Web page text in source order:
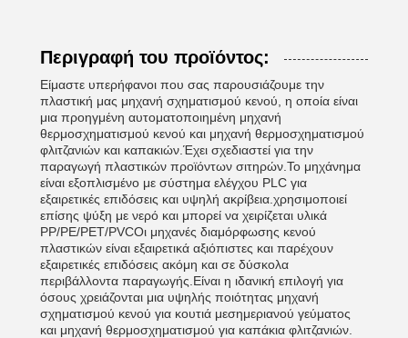
Περιγραφή του προϊόντος:
Είμαστε υπερήφανοι που σας παρουσιάζουμε την
πλαστική μας μηχανή σχηματισμού κενού, η οποία είναι
μια προηγμένη αυτοματοποιημένη μηχανή
θερμοσχηματισμού κενού και μηχανή θερμοσχηματισμού
φλιτζανιών και καπακιών.Έχει σχεδιαστεί για την
παραγωγή πλαστικών προϊόντων σιτηρών.Το μηχάνημα
είναι εξοπλισμένο με σύστημα ελέγχου PLC για
εξαιρετικές επιδόσεις και υψηλή ακρίβεια.χρησιμοποιεί
επίσης ψύξη με νερό και μπορεί να χειρίζεται υλικά
PP/PE/PET/PVCΟι μηχανές διαμόρφωσης κενού
πλαστικών είναι εξαιρετικά αξιόπιστες και παρέχουν
εξαιρετικές επιδόσεις ακόμη και σε δύσκολα
περιβάλλοντα παραγωγής.Είναι η ιδανική επιλογή για
όσους χρειάζονται μια υψηλής ποιότητας μηχανή
σχηματισμού κενού για κουτιά μεσημεριανού γεύματος
και μηχανή θερμοσχηματισμού για καπάκια φλιτζανιών.